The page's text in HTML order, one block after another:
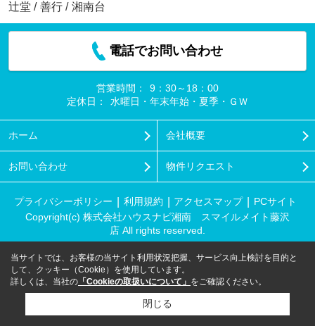
辻堂 / 善行 / 湘南台
電話でお問い合わせ
営業時間：
9：30～18：00
定休日：
水曜日・年末年始・夏季・ＧＷ
ホーム 会社概要
お問い合わせ 物件リクエスト
プライバシーポリシー 利用規約 アクセスマップ
PCサイト
Copyright(c) 株式会社ハウスナビ湘南 スマイルメイト藤沢
店 All rights reserved.
当サイトでは、お客様の当サイト利用状況把握、サービス向上検討を目的と
して、クッキー（Cookie）を使用しています。
詳しくは、当社の 「Cookieの取扱いについて」 をご確認ください。
閉じる